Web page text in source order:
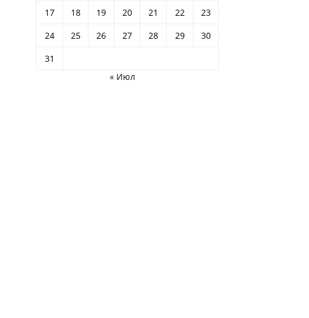
17
18 19 20 21 22
23
24
25 26 27 28 29
30
31
« Июл